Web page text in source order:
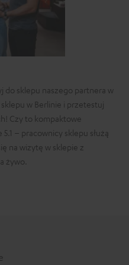
do sklepu naszego partnera w
w Berlinie i przetestuj
Czy to kompaktowe
– pracownicy sklepu służą
na wizytę w sklepie z
żywo.